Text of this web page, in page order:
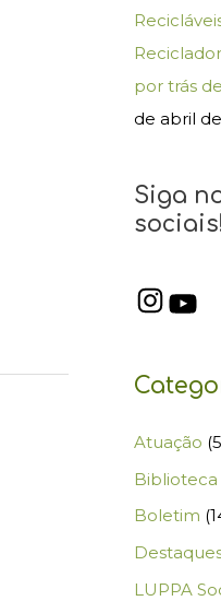
por trás
de abril
Siga
Atuação
Biblioteca
Boletim
LUPPA